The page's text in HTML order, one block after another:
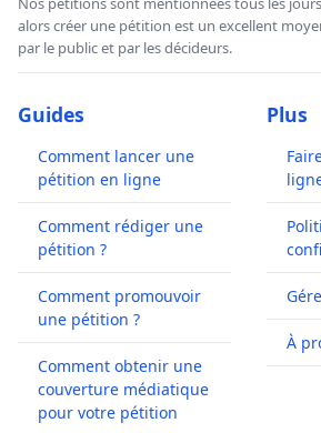
alors créer une pétition est un excellent
par le public et par les décideurs.
Guides
Comment lancer une
pétition en ligne
Comment rédiger une
pétition ?
Comment promouvoir
une pétition ?
Comment obtenir une
couverture médiatique
pour votre pétition
Plus
À